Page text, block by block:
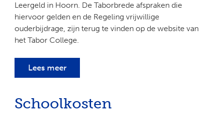
Leergeld in Hoorn. De Taborbrede afspraken die
hiervoor gelden en de Regeling vrijwillige
ouderbijdrage, zijn terug te vinden op de website van
het Tabor College.
Lees meer
Schoolkosten